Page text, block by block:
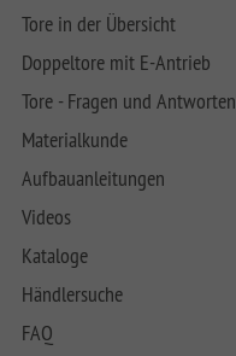
Tore in der Übersicht
Doppeltore mit E-Antrieb
Tore - Fragen und Antworten
Materialkunde
Aufbauanleitungen
Videos
Kataloge
Händlersuche
FAQ